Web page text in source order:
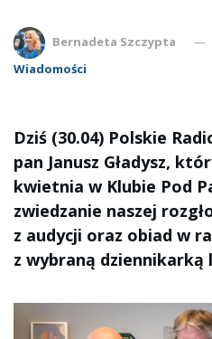
Bernadeta Szczypta
Wiadomości
Dziś (30.04) Polskie
pan Janusz Gładysz,
kwietnia w Klubie Pod
zwiedzanie naszej
z audycji oraz obiad w
z wybraną dziennikarką